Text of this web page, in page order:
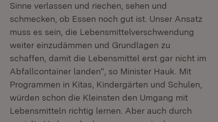
Sinne verlassen und riechen, sehen und
schmecken, ob Essen noch gut ist. Unser Ansatz
muss es sein, die Lebensmittelverschwendung
weiter einzudämmen und Grundlagen zu
schaffen, damit die Lebensmittel erst gar nicht im
Abfallcontainer landen“, so Minister Hauk. Mit
Programmen in Kitas, Kindergärten und Schulen,
würden schon die Kleinsten den Umgang mit
Lebensmitteln richtig lernen. Aber auch durch